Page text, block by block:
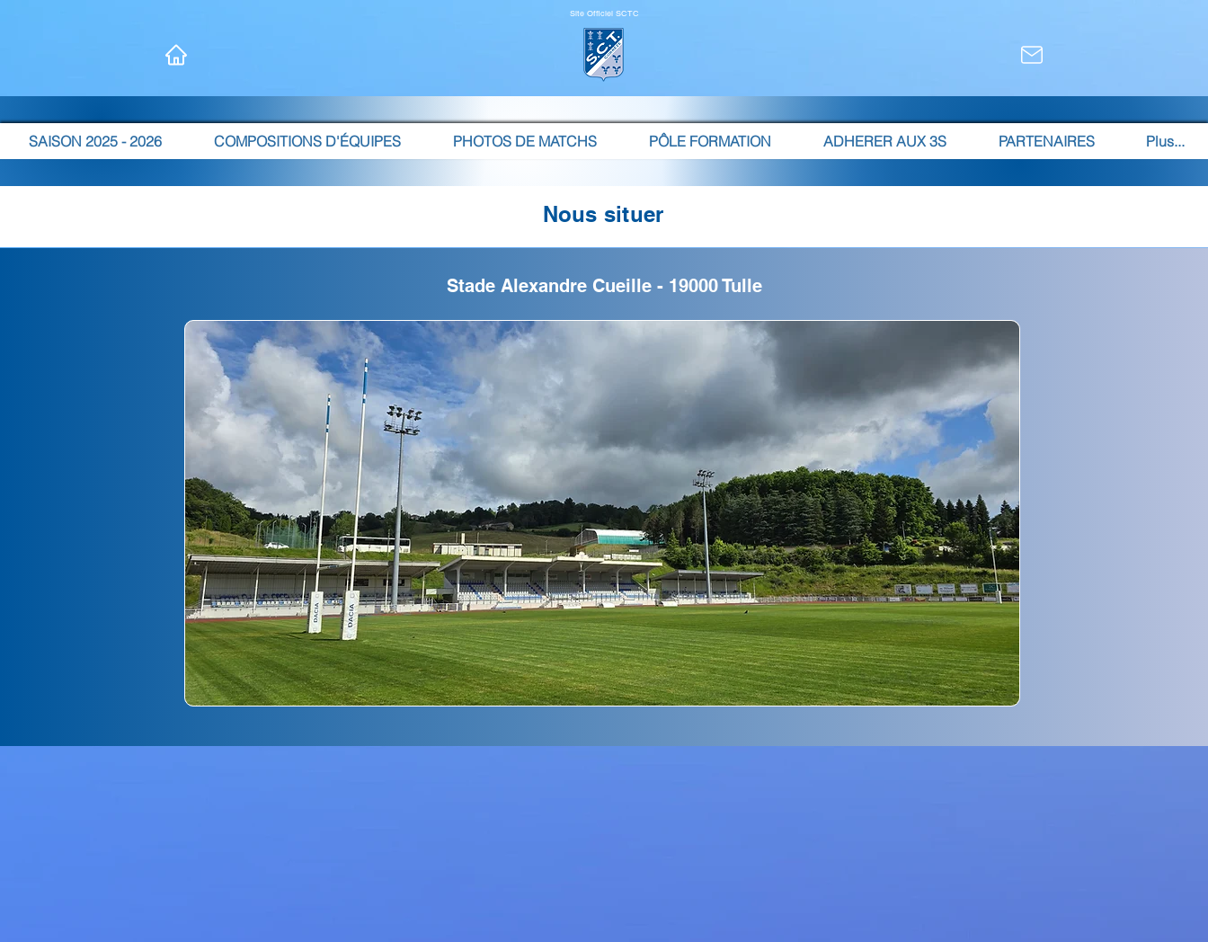
Site Officiel SCTC
SAISON 2025 - 2026 COMPOSITIONS D'ÉQUIPES PHOTOS DE MATCHS PÔLE FORMATION ADHERER AUX 3S PARTENAIRES Plus...
Nous situer
Stade Alexandre Cueille - 19000 Tulle